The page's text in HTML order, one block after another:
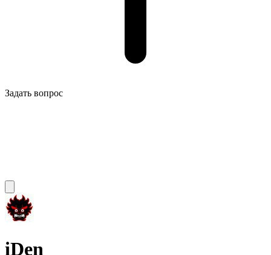
Задать вопрос
iDen